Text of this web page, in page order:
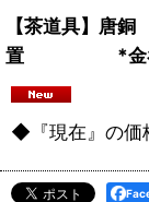
【茶道具】唐
置 *金谷
◆『現在』の